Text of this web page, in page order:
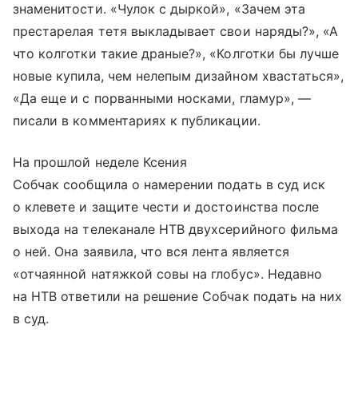
знаменитости. «Чулок с дыркой», «Зачем эта
престарелая тетя выкладывает свои наряды?», «А
что колготки такие драные?», «Колготки бы лучше
новые купила, чем нелепым дизайном хвастаться»,
«Да еще и с порванными носками, гламур», —
писали в комментариях к публикации.
На прошлой неделе Ксения
Собчак сообщила о намерении подать в суд иск
о клевете и защите чести и достоинства после
выхода на телеканале НТВ двухсерийного фильма
о ней. Она заявила, что вся лента является
«отчаянной натяжкой совы на глобус». Недавно
на НТВ ответили на решение Собчак подать на них
в суд.